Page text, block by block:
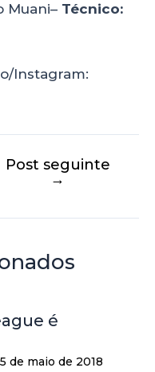
Muani– Técnico:
Instagram:
Post seguinte
→
é
de maio de 2018